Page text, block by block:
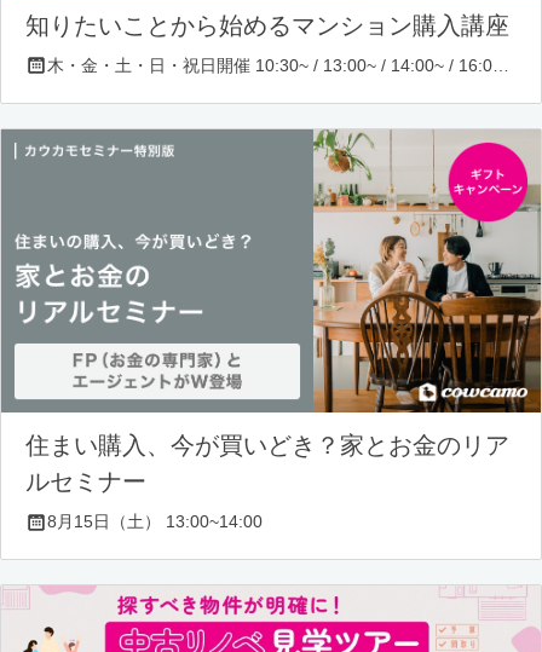
知りたいことから始めるマンション購入講座
住まい購入、今が買いどき？家とお金のリア
ルセミナー
8月15日（土） 13:00~14:00